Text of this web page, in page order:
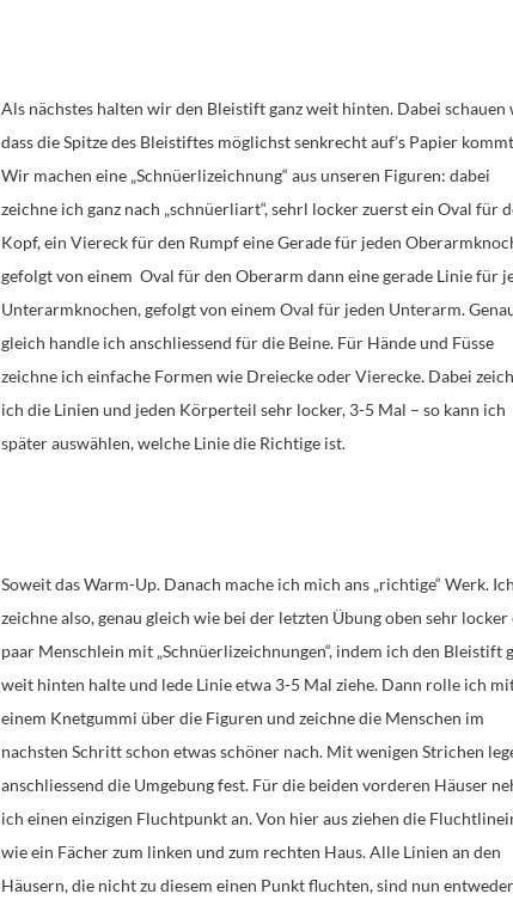
Als nächstes halten wir den Bleistift ganz weit hinten. Dabei schauen
dass die Spitze des Bleistiftes möglichst senkrecht auf’s Papier
Wir machen eine „Schnüerlizeichnung“ aus unseren Figuren: dabei
zeichne ich ganz nach „schnüerliart“, sehrl locker zuerst ein Oval für
Kopf, ein Viereck für den Rumpf eine Gerade für jeden
gefolgt von einem Oval für den Oberarm dann eine gerade Linie für
Unterarmknochen, gefolgt von einem Oval für jeden Unterarm.
gleich handle ich anschliessend für die Beine. Für Hände und Füsse
zeichne ich einfache Formen wie Dreiecke oder Vierecke. Dabei
ich die Linien und jeden Körperteil sehr locker, 3-5 Mal – so kann ich
später auswählen, welche Linie die Richtige ist.
Soweit das Warm-Up. Danach mache ich mich ans „richtige“ Werk. Ich
zeichne also, genau gleich wie bei der letzten Übung oben sehr locker
paar Menschlein mit „Schnüerlizeichnungen“, indem ich den Bleistift
weit hinten halte und lede Linie etwa 3-5 Mal ziehe. Dann rolle ich
einem Knetgummi über die Figuren und zeichne die Menschen im
nachsten Schritt schon etwas schöner nach. Mit wenigen Strichen
anschliessend die Umgebung fest. Für die beiden vorderen Häuser
ich einen einzigen Fluchtpunkt an. Von hier aus ziehen die
wie ein Fächerzum linken und zum rechten Haus.Alle Linien an den
Häusern, die nicht zu diesem einen Punkt fluchten, sind nun entweder